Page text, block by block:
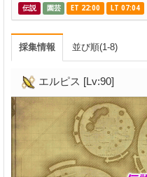
伝説
園芸 ET 22:00 LT 07:04
採集情報 並び順(1-8)
エルピス [Lv:90]